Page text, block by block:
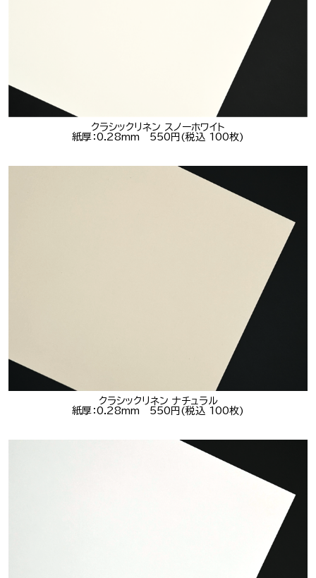
クラシックリネン スノーホワイト
紙厚：0.28mm 550円(税込 100枚)
クラシックリネン ナチュラル
紙厚：0.28mm 550円(税込 100枚)